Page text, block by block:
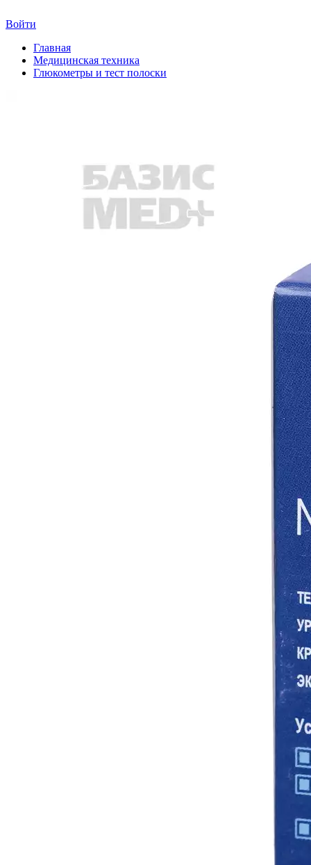
Войти
Главная
Медицинская техника
Глюкометры и тест полоски